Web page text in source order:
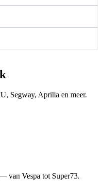
Segway, Aprilia en meer.
van Vespa tot Super73.